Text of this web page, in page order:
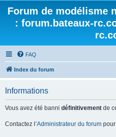
Forum de modélisme
: forum.bateaux-
FAQ
Index du forum
Informations
Vous avez été banni définitivement de
Contactez l’Administrateur du forum